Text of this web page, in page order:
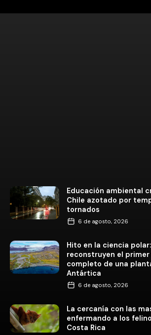
Educación ambiental
Chile azotado por
tornados
6 de agosto, 2026
Hito en la ciencia
reconstruyen el
completo de una
Antártica
6 de agosto, 2026
La cercanía con las
enfermando a los
Costa Rica